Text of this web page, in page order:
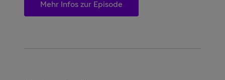
Mehr Infos zur Episode